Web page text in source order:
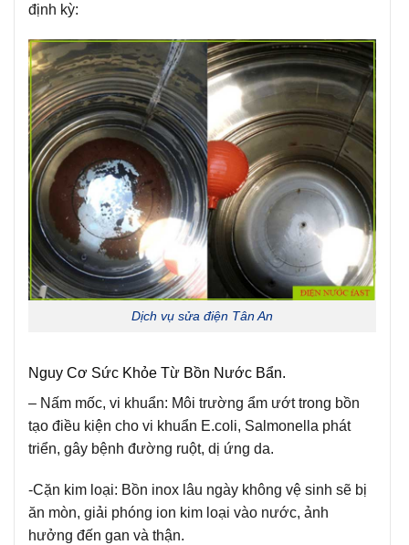
định kỳ:
Dịch vụ sửa điện Tân An
Nguy Cơ Sức Khỏe Từ Bồn Nước Bẩn.
– Nấm mốc, vi khuẩn: Môi trường ẩm ướt trong bồn
tạo điều kiện cho vi khuẩn E.coli, Salmonella phát
triển, gây bệnh đường ruột, dị ứng da.
-Cặn kim loại: Bồn inox lâu ngày không vệ sinh sẽ bị
ăn mòn, giải phóng ion kim loại vào nước, ảnh
hưởng đến gan và thận.